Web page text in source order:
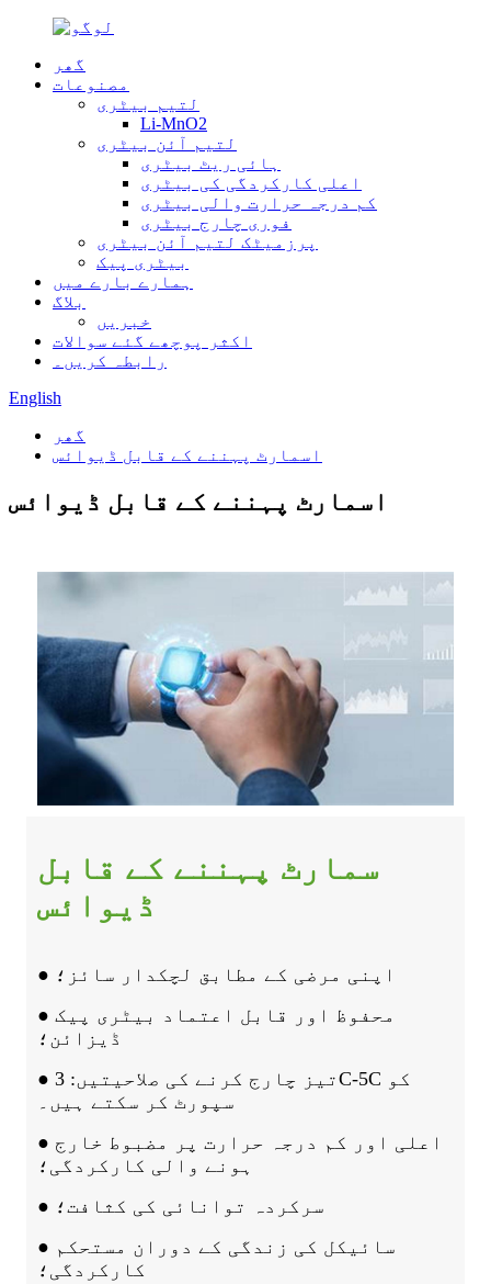
گھر
مصنوعات
لتیم بیٹری
Li-MnO2
لتیم آئن بیٹری
ہائی ریٹ بیٹری
اعلی کارکردگی کی بیٹری
کم درجہ حرارت والی بیٹری
فوری چارج بیٹری
پرزمیٹک لتیم آئن بیٹری
بیٹری پیک
ہمارے بارے میں
بلاگ
خبریں
اکثر پوچھے گئے سوالات
رابطہ کریں۔
English
گھر
اسمارٹ پہننے کے قابل ڈیوائس
اسمارٹ پہننے کے قابل ڈیوائس
سمارٹ پہننے کے قابل
ڈیوائس
● اپنی مرضی کے مطابق لچکدار سائز؛
● محفوظ اور قابل اعتماد بیٹری پیک
ڈیزائن؛
● تیز چارج کرنے کی صلاحیتیں: 3C-5C کو
سپورٹ کر سکتے ہیں۔
● اعلی اور کم درجہ حرارت پر مضبوط خارج
ہونے والی کارکردگی؛
● سرکردہ توانائی کی کثافت؛
● سائیکل کی زندگی کے دوران مستحکم
کارکردگی؛